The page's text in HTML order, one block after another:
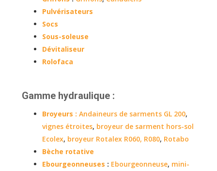
Pulvérisateurs
Socs
Sous-soleuse
Dévitaliseur
Rolofaca
Gamme hydraulique :
Broyeurs : Andaineurs de sarments GL 200,
vignes étroites, broyeur de sarment hors-sol
Ecolex, broyeur Rotalex R060, R080, Rotabo
Bèche rotative
Ebourgeonneuses : Ebourgeonneuse, mini-